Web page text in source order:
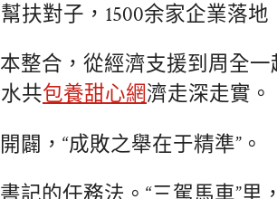
扶對子，1500余家企業落
整合，從經濟支援到周全
共包養甜心網濟走深走實。
闢，“成敗之舉在于精準”。